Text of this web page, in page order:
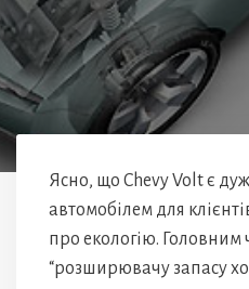
Ясно, що Chevy Volt є
автомобілем для
про екологію. Головним
“розширювачу запасу